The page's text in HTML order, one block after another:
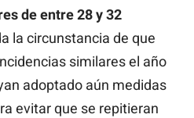
de entre 28 y 32
la circunstancia de que
similares el año
adoptado aún medidas
evitar que se repitieran